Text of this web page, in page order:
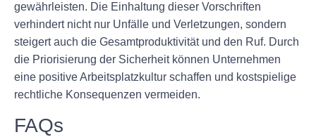
gewährleisten. Die Einhaltung dieser Vorschriften
verhindert nicht nur Unfälle und Verletzungen, sondern
steigert auch die Gesamtproduktivität und den Ruf. Durch
die Priorisierung der Sicherheit können Unternehmen
eine positive Arbeitsplatzkultur schaffen und kostspielige
rechtliche Konsequenzen vermeiden.
FAQs